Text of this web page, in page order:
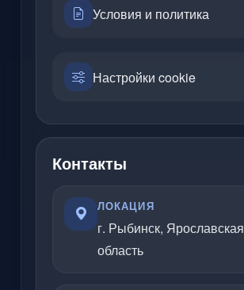
Условия и политика
Настройки cookie
Контакты
ЛОКАЦИЯ
г. Рыбинск, Ярославская
область